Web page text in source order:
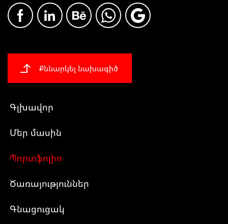
Քննարկել նախագիծ
Գլխավոր
Մեր մասին
Պորտֆոլիո
Ծառայություններ
Գնացուցակ